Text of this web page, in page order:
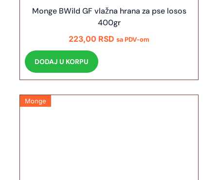
Monge BWild GF vlažna hrana za pse losos
400gr
223,00 RSD sa PDV-om
DODAJ U KORPU
Monge